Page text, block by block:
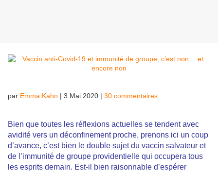
par Emma Kahn | 3 Mai 2020 | 30 commentaires
Bien que toutes les réflexions actuelles se tendent avec
avidité vers un déconfinement proche, prenons ici un coup
d’avance, c’est bien le double sujet du vaccin salvateur et
de l’immunité de groupe providentielle qui occupera tous
les esprits demain. Est-il bien raisonnable d’espérer